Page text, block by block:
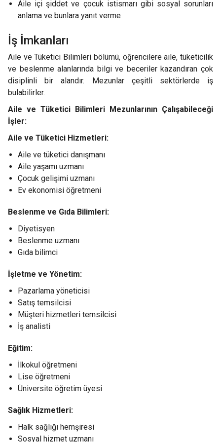
Aile içi şiddet ve çocuk istismarı gibi sosyal sorunları
anlama ve bunlara yanıt verme
İş İmkanları
Aile ve Tüketici Bilimleri bölümü, öğrencilere aile, tüketicilik
ve beslenme alanlarında bilgi ve beceriler kazandıran çok
disiplinli bir alandır. Mezunlar çeşitli sektörlerde iş
bulabilirler.
Aile ve Tüketici Bilimleri Mezunlarının Çalışabileceği
İşler:
Aile ve Tüketici Hizmetleri:
Aile ve tüketici danışmanı
Aile yaşamı uzmanı
Çocuk gelişimi uzmanı
Ev ekonomisi öğretmeni
Beslenme ve Gıda Bilimleri:
Diyetisyen
Beslenme uzmanı
Gıda bilimci
İşletme ve Yönetim:
Pazarlama yöneticisi
Satış temsilcisi
Müşteri hizmetleri temsilcisi
İş analisti
Eğitim:
İlkokul öğretmeni
Lise öğretmeni
Üniversite öğretim üyesi
Sağlık Hizmetleri:
Halk sağlığı hemşiresi
Sosyal hizmet uzmanı